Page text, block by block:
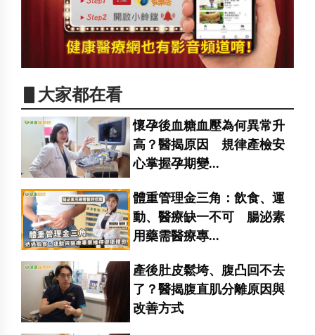
▋大家都在看
懷孕後血糖血壓為何異常升
高？醫揭原因 規律產檢安
心掌握孕期變...
體重管理金三角：飲食、運
動、醫療缺一不可 腸泌素
用藥需醫療專...
產後肚皮鬆垮、腹凸回不去
了？醫揭腹直肌分離原因與
改善方式